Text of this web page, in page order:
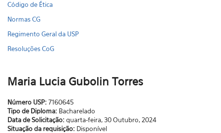
Código de Ética
Normas CG
Regimento Geral da USP
Resoluções CoG
Maria Lucia Gubolin Torres
Número USP: 7160645
Tipo de Diploma: Bacharelado
Data de Solicitação: quarta-feira, 30 Outubro, 2024
Situação da requisição: Disponível